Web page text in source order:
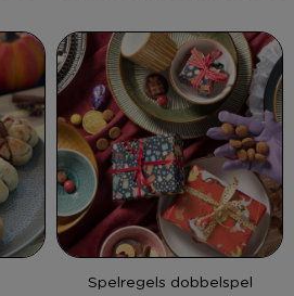
Spelregels dobbelspel